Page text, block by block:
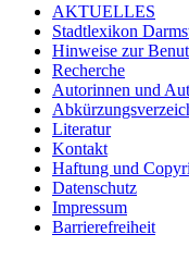
AKTUELLES
Stadtlexikon
Hinweise zur
Recherche
Autorinnen und
Literatur
Kontakt
Haftung und
Datenschutz
Impressum
Barrierefreiheit